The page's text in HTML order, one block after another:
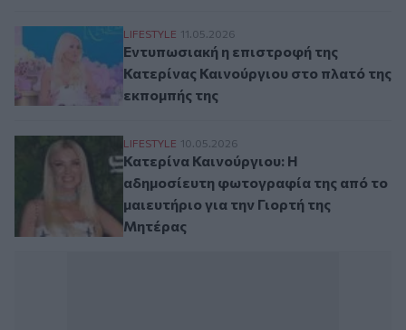
Εντυπωσιακή η επιστροφή της
LIFESTYLE 11.05.2026
Εντυπωσιακή η επιστροφή της
Κατερίνας Καινούργιου στο πλατό της
εκπομπής της
Κατερίνα Καινούργιου: Η αδημοσίευτη
LIFESTYLE 10.05.2026
Κατερίνα Καινούργιου: Η
αδημοσίευτη φωτογραφία της από το
μαιευτήριο για την Γιορτή της
Μητέρας